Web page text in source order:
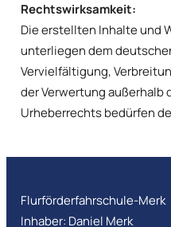
Rechtswirksamkeit:
Die erstellten Inhalte und
unterliegen dem
Vervielfältigung,
der Verwertung außerhalb
Urheberrechts bedürfen
Flurförderfahrschule-Merk
Inhaber: Daniel Merk